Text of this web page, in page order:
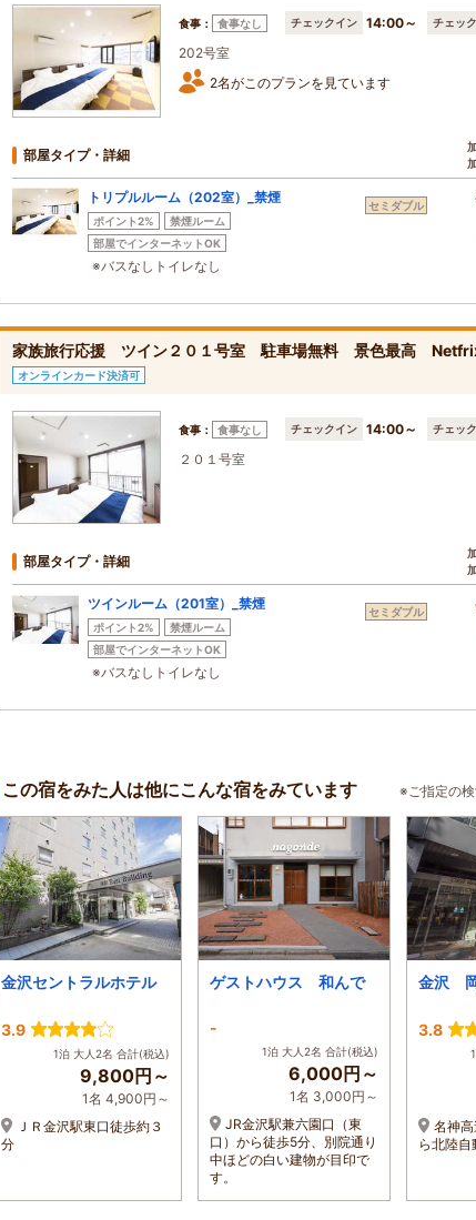
食事： 食事なし チェックイン 14:00～ チェッ
202号室
2名がこのプランを見ています
部屋タイプ・詳細
トリプルルーム（202室）_禁煙
ポイント2%
禁煙ルーム
部屋でインターネットOK
※バスなしトイレなし
セミダブル
家族旅行応援 ツイン２０１号室 駐車場無料 景色最高 Netfrix
オンラインカード決済可
食事： 食事なし チェックイン 14:00～ チェッ
２０１号室
部屋タイプ・詳細
ツインルーム（201室）_禁煙
ポイント2%
禁煙ルーム
部屋でインターネットOK
※バスなしトイレなし
セミダブル
この宿をみた人は他にこんな宿をみています ※ご指定の
金沢セントラルホテル
3.9
1泊 大人2名 合計(税込)
9,800円～
1名 4,900円～
ＪＲ金沢駅東口徒歩約３
分
ゲストハウス 和んで
-
1泊 大人2名 合計(税込)
6,000円～
1名 3,000円～
JR金沢駅兼六園口（東
口）から徒歩5分、別院通り
中ほどの白い建物が目印で
す。
金沢
3.8
名神
ら北陸